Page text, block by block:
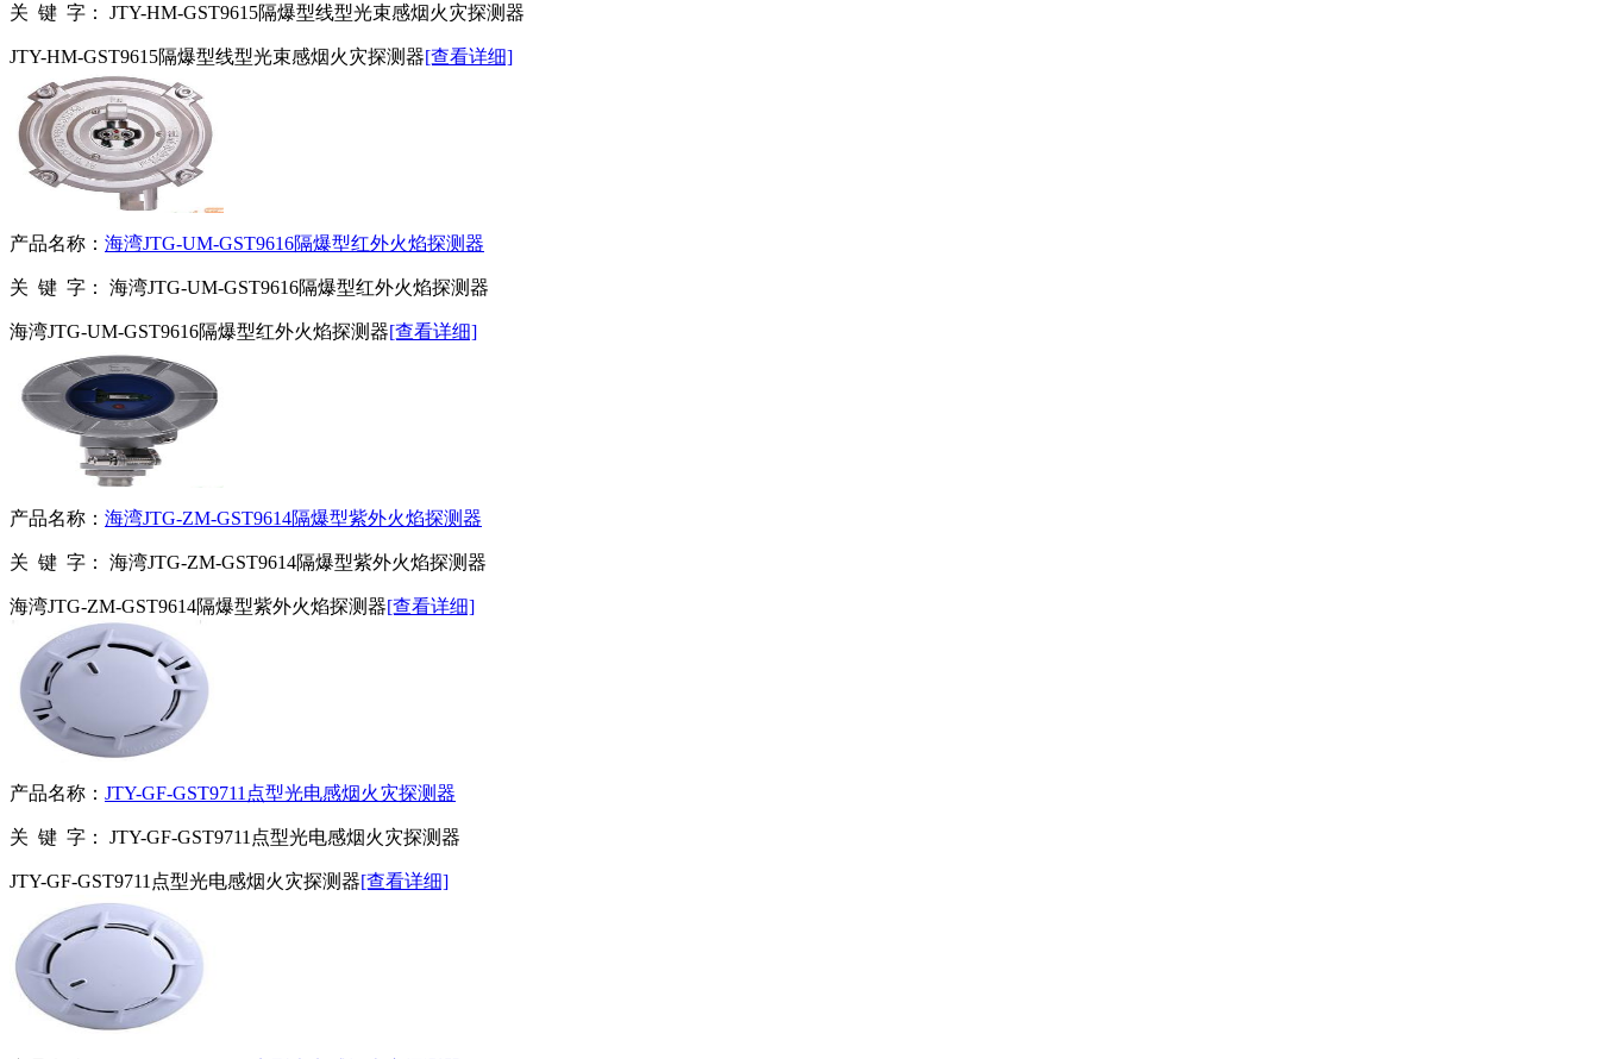
关 键 字： JTY-HM-GST9615隔爆型线型光束感烟火灾探测器
JTY-HM-GST9615隔爆型线型光束感烟火灾探测器[查看详细]
产品名称： 海湾JTG-UM-GST9616隔爆型红外火焰探测器
关 键 字： 海湾JTG-UM-GST9616隔爆型红外火焰探测器
海湾JTG-UM-GST9616隔爆型红外火焰探测器[查看详细]
产品名称： 海湾JTG-ZM-GST9614隔爆型紫外火焰探测器
关 键 字： 海湾JTG-ZM-GST9614隔爆型紫外火焰探测器
海湾JTG-ZM-GST9614隔爆型紫外火焰探测器[查看详细]
产品名称： JTY-GF-GST9711点型光电感烟火灾探测器
关 键 字： JTY-GF-GST9711点型光电感烟火灾探测器
JTY-GF-GST9711点型光电感烟火灾探测器[查看详细]